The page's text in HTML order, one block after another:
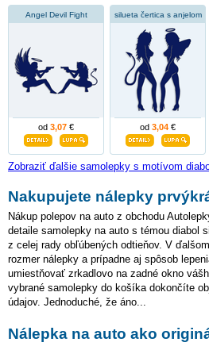
Angel Devil Fight
od 3,07 €
silueta čertica s anjelom
od 3,04 €
Zobraziť ďalšie samolepky s motívom
Nakupujete nálepky
Nákup polepov na auto z obchodu
detaile samolepky na auto s témou diabol
z celej rady obľúbených odtieňov. V
rozmer nálepky a prípadne aj spôsob
umiestňovať zrkadlovo na zadné okno
vybrané samolepky do košíka dokončíte
údajov. Jednoduché, že áno...
Nálepka na auto ako